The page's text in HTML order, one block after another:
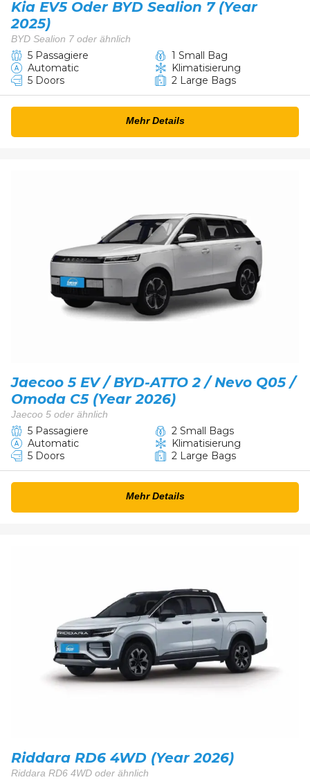
Kia EV5 Oder BYD Sealion 7 (Year
2025)
BYD Sealion 7 oder ähnlich
5 Passagiere
1 Small Bag
Automatic
Klimatisierung
5 Doors
2 Large Bags
Mehr Details
Jaecoo 5 EV / BYD-ATTO 2 / Nevo Q05 /
Omoda C5 (Year 2026)
Jaecoo 5 oder ähnlich
5 Passagiere
2 Small Bags
Automatic
Klimatisierung
5 Doors
2 Large Bags
Mehr Details
Riddara RD6 4WD (Year 2026)
Riddara RD6 4WD oder ähnlich